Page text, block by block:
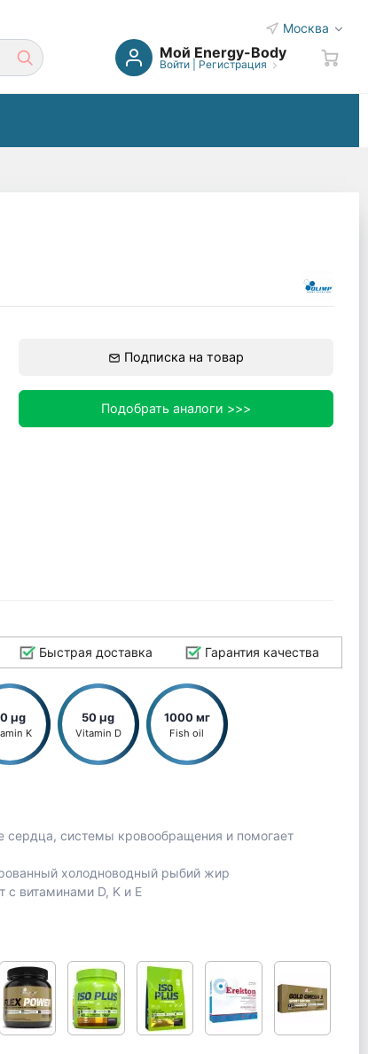
Москва
Мой Energy-Body
Войти| Регистрация
Подписка на товар
Подобрать аналоги >>>
Быстрая доставка Гарантия качества
µg
K
50 µg
Vitamin D
1000 мг
Fish oil
сердца, системы кровообращения и помогает
холодноводный рыбий жир
витаминами D, K и E